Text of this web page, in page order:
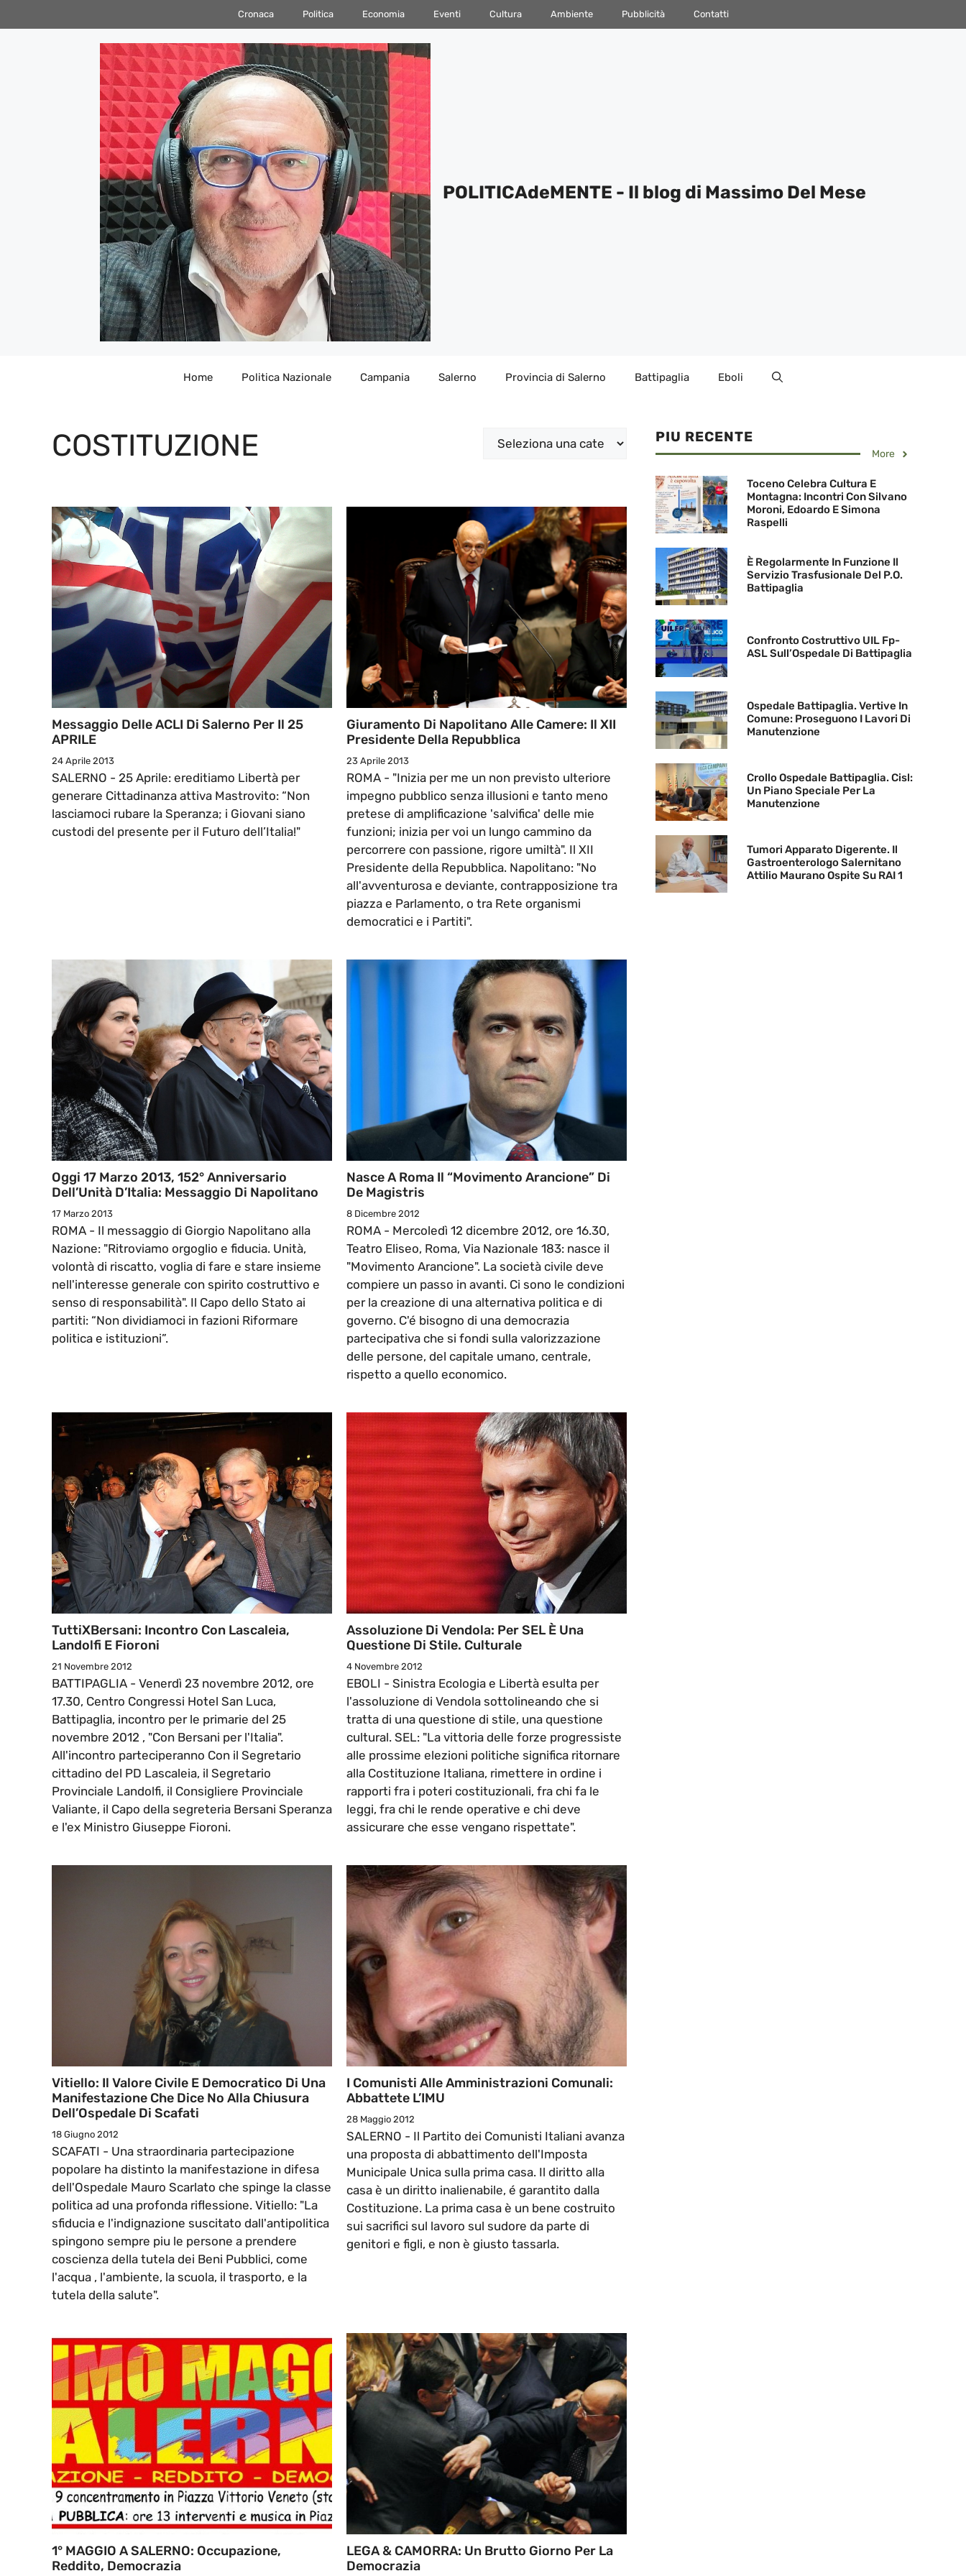
al
Cronaca Politica Economia Eventi Cultura Ambiente Pubblicità Contatti
POLITICAdeMENTE - Il blog di Massimo Del Mese
Home Politica Nazionale Campania Salerno Provincia di Salerno Battipaglia Eboli
COSTITUZIONE Categorie
Messaggio Delle ACLI Di Salerno Per Il 25
APRILE
24 Aprile 2013
SALERNO - 25 Aprile: ereditiamo Libertà per
generare Cittadinanza attiva Mastrovito: “Non
lasciamoci rubare la Speranza; i Giovani siano
custodi del presente per il Futuro dell’Italia!"
Giuramento Di Napolitano Alle Camere: Il XII
Presidente Della Repubblica
23 Aprile 2013
ROMA - "Inizia per me un non previsto ulteriore
impegno pubblico senza illusioni e tanto meno
pretese di amplificazione 'salvifica' delle mie
funzioni; inizia per voi un lungo cammino da
percorrere con passione, rigore umiltà". Il XII
Presidente della Repubblica. Napolitano: "No
all'avventurosa e deviante, contrapposizione tra
piazza e Parlamento, o tra Rete organismi
democratici e i Partiti".
Oggi 17 Marzo 2013, 152° Anniversario
Dell’Unità D’Italia: Messaggio Di Napolitano
17 Marzo 2013
ROMA - Il messaggio di Giorgio Napolitano alla
Nazione: "Ritroviamo orgoglio e fiducia. Unità,
volontà di riscatto, voglia di fare e stare insieme
nell'interesse generale con spirito costruttivo e
senso di responsabilità". Il Capo dello Stato ai
partiti: “Non dividiamoci in fazioni Riformare
politica e istituzioni”.
Nasce A Roma Il “Movimento Arancione” Di
De Magistris
8 Dicembre 2012
ROMA - Mercoledì 12 dicembre 2012, ore 16.30,
Teatro Eliseo, Roma, Via Nazionale 183: nasce il
"Movimento Arancione". La società civile deve
compiere un passo in avanti. Ci sono le condizioni
per la creazione di una alternativa politica e di
governo. C'é bisogno di una democrazia
partecipativa che si fondi sulla valorizzazione
delle persone, del capitale umano, centrale,
rispetto a quello economico.
TuttiXBersani: Incontro Con Lascaleia,
Landolfi E Fioroni
21 Novembre 2012
BATTIPAGLIA - Venerdì 23 novembre 2012, ore
17.30, Centro Congressi Hotel San Luca,
Battipaglia, incontro per le primarie del 25
novembre 2012 , "Con Bersani per l'Italia".
All'incontro parteciperanno Con il Segretario
cittadino del PD Lascaleia, il Segretario
Provinciale Landolfi, il Consigliere Provinciale
Valiante, il Capo della segreteria Bersani Speranza
e l'ex Ministro Giuseppe Fioroni.
Assoluzione Di Vendola: Per SEL È Una
Questione Di Stile. Culturale
4 Novembre 2012
EBOLI - Sinistra Ecologia e Libertà esulta per
l'assoluzione di Vendola sottolineando che si
tratta di una questione di stile, una questione
cultural. SEL: "La vittoria delle forze progressiste
alle prossime elezioni politiche significa ritornare
alla Costituzione Italiana, rimettere in ordine i
rapporti fra i poteri costituzionali, fra chi fa le
leggi, fra chi le rende operative e chi deve
assicurare che esse vengano rispettate".
Vitiello: Il Valore Civile E Democratico Di Una
Manifestazione Che Dice No Alla Chiusura
Dell’Ospedale Di Scafati
18 Giugno 2012
SCAFATI - Una straordinaria partecipazione
popolare ha distinto la manifestazione in difesa
dell'Ospedale Mauro Scarlato che spinge la classe
politica ad una profonda riflessione. Vitiello: "La
sfiducia e l'indignazione suscitato dall'antipolitica
spingono sempre piu le persone a prendere
coscienza della tutela dei Beni Pubblici, come
l'acqua , l'ambiente, la scuola, il trasporto, e la
tutela della salute".
I Comunisti Alle Amministrazioni Comunali:
Abbattete L’IMU
28 Maggio 2012
SALERNO - Il Partito dei Comunisti Italiani avanza
una proposta di abbattimento dell'Imposta
Municipale Unica sulla prima casa. Il diritto alla
casa è un diritto inalienabile, é garantito dalla
Costituzione. La prima casa è un bene costruito
sui sacrifici sul lavoro sul sudore da parte di
genitori e figli, e non è giusto tassarla.
1° MAGGIO A SALERNO: Occupazione,
Reddito, Democrazia
LEGA & CAMORRA: Un Brutto Giorno Per La
Democrazia
PIU RECENTE
More
Toceno Celebra Cultura E
Montagna: Incontri Con Silvano
Moroni, Edoardo E Simona
Raspelli
È Regolarmente In Funzione Il
Servizio Trasfusionale Del P.O.
Battipaglia
Confronto Costruttivo UIL Fp-
ASL Sull’Ospedale Di Battipaglia
Ospedale Battipaglia. Vertive In
Comune: Proseguono I Lavori Di
Manutenzione
Crollo Ospedale Battipaglia. Cisl:
Un Piano Speciale Per La
Manutenzione
Tumori Apparato Digerente. Il
Gastroenterologo Salernitano
Attilio Maurano Ospite Su RAI 1